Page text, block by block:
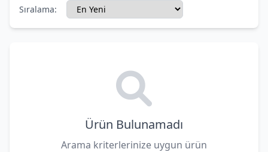
Sıralama:
Ürün Bulunamadı
Arama kriterlerinize uygun ürün